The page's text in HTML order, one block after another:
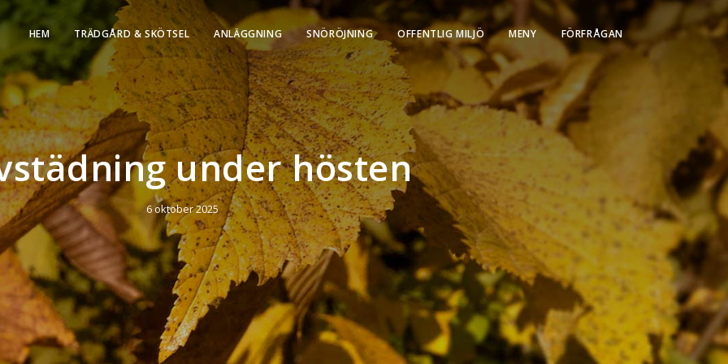
HEM TRÄDGÅRD & SKÖTSEL ANLÄGGNING SNÖRÖJNING OFFENTLIG MILJÖ MENY FÖRFRÅGAN
under hösten
6 oktober 2025